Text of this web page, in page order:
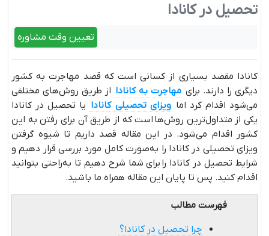
تحصیل در کانادا
تعیین وقت مشاوره
کانادا مقصد بسیاری از کسانی است که قصد مهاجرت به کشور
دیگری را دارند. برای مهاجرت به کانادا از طریق روش‌های مختلفی
می‌شود اقدام کرد اما ویزای تحصیلی کانادا یا تحصیل در کانادا
یکی از متداول‌ترین روش‌ها است که از طریق آن برای رفتن به این
کشور اقدام می‌شود. در این مقاله قصد داریم تا شیوه گرفتن
ویزای تحصیلی در کانادا را به‌صورت کامل مورد بررسی قرار دهیم و
شرایط تحصیل در کانادا را برای شما شرح دهیم تا به‌راحتی بتوانید
اقدام کنید. پس تا پایان این مقاله همراه ما باشید.
فهرست مطالب
چرا تحصیل در کانادا؟